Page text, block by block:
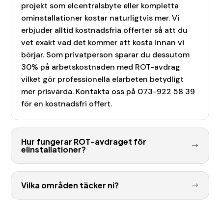
projekt som elcentralsbyte eller kompletta
ominstallationer kostar naturligtvis mer. Vi
erbjuder alltid kostnadsfria offerter så att du
vet exakt vad det kommer att kosta innan vi
börjar. Som privatperson sparar du dessutom
30% på arbetskostnaden med ROT-avdrag
vilket gör professionella elarbeten betydligt
mer prisvärda. Kontakta oss på 073-922 58 39
för en kostnadsfri offert.
Hur fungerar ROT-avdraget för
elinstallationer?
Vilka områden täcker ni?